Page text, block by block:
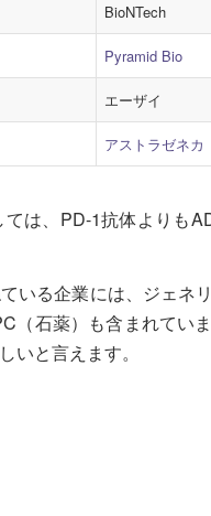
BioNTech
Pyramid Bio
エーザイ
アストラゼネカ
は、PD-1抗体よりも
いる企業には、ジェネ
（石薬）も含まれてい
いと言えます。